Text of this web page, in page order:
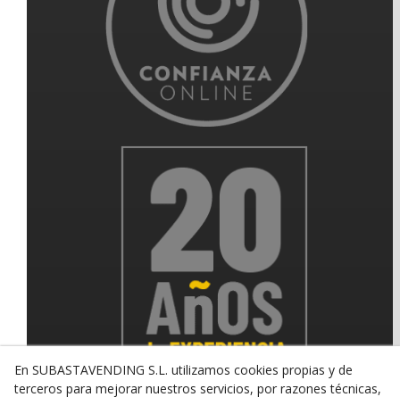
En SUBASTAVENDING S.L. utilizamos cookies propias y de
terceros para mejorar nuestros servicios, por razones técnicas,